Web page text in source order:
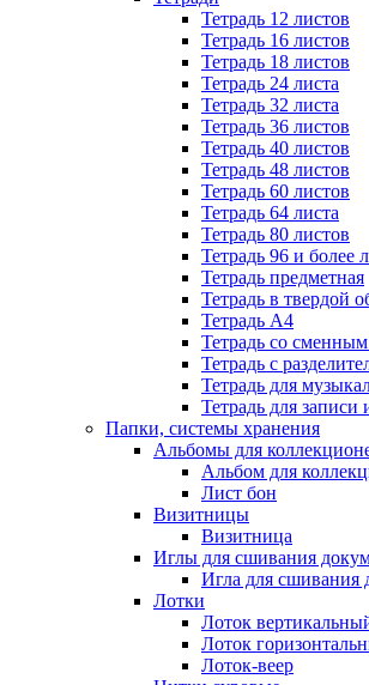
Тетрадь 12 листов
Тетрадь 16 листов
Тетрадь 18 листов
Тетрадь 24 листа
Тетрадь 32 листа
Тетрадь 36 листов
Тетрадь 40 листов
Тетрадь 48 листов
Тетрадь 60 листов
Тетрадь 64 листа
Тетрадь 80 листов
Тетрадь 96 и более
Тетрадь предметная
Тетрадь в твердой
Тетрадь А4
Тетрадь со
Тетрадь с
Тетрадь для
Тетрадь для
Папки, системы хранения
Альбомы для
Альбом для
Лист бон
Визитницы
Визитница
Иглы для сшивания
Игла для сшивания
Лотки
Лоток
Лоток
Лоток-веер